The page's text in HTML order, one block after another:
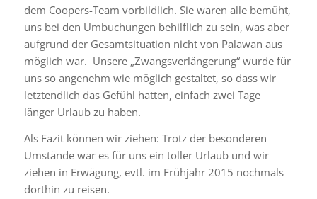
dem Coopers-Team vorbildlich. Sie waren alle bemüht,
uns bei den Umbuchungen behilflich zu sein, was aber
aufgrund der Gesamtsituation nicht von Palawan aus
möglich war. Unsere „Zwangsverlängerung“ wurde für
uns so angenehm wie möglich gestaltet, so dass wir
letztendlich das Gefühl hatten, einfach zwei Tage
länger Urlaub zu haben.
Als Fazit können wir ziehen: Trotz der besonderen
Umstände war es für uns ein toller Urlaub und wir
ziehen in Erwägung, evtl. im Frühjahr 2015 nochmals
dorthin zu reisen.